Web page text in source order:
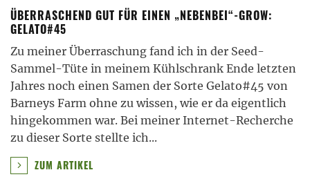
ÜBERRASCHEND GUT FÜR EINEN „NEBENBEI“-GROW:
GELATO#45
Zu meiner Überraschung fand ich in der Seed-
Sammel-Tüte in meinem Kühlschrank Ende letzten
Jahres noch einen Samen der Sorte Gelato#45 von
Barneys Farm ohne zu wissen, wie er da eigentlich
hingekommen war. Bei meiner Internet-Recherche
zu dieser Sorte stellte ich...
ZUM ARTIKEL